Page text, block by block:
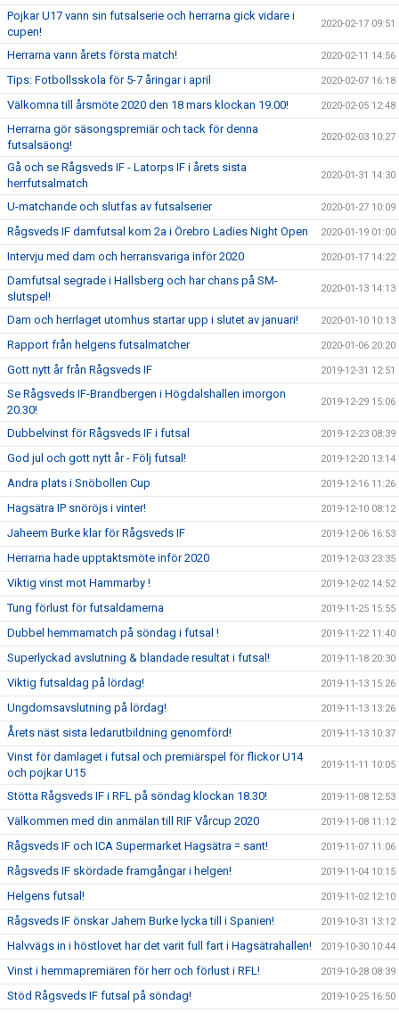
Pojkar U17 vann sin futsalserie och herrarna gick vidare i
cupen!
2020-02-17 09:51
Herrarna vann årets första match! 2020-02-11 14:56
Tips: Fotbollsskola för 5-7 åringar i april 2020-02-07 16:18
Välkomna till årsmöte 2020 den 18 mars klockan 19.00! 2020-02-05 12:48
Herrarna gör säsongspremiär och tack för denna
futsalsäong!
2020-02-03 10:27
Gå och se Rågsveds IF - Latorps IF i årets sista
herrfutsalmatch
2020-01-31 14:30
U-matchande och slutfas av futsalserier 2020-01-27 10:09
Rågsveds IF damfutsal kom 2a i Örebro Ladies Night Open 2020-01-19 01:00
Intervju med dam och herransvariga inför 2020 2020-01-17 14:22
Damfutsal segrade i Hallsberg och har chans på SM-
slutspel!
2020-01-13 14:13
Dam och herrlaget utomhus startar upp i slutet av januari! 2020-01-10 10:13
Rapport från helgens futsalmatcher 2020-01-06 20:20
Gott nytt år från Rågsveds IF 2019-12-31 12:51
Se Rågsveds IF-Brandbergen i Högdalshallen imorgon
20.30!
2019-12-29 15:06
Dubbelvinst för Rågsveds IF i futsal 2019-12-23 08:39
God jul och gott nytt år - Följ futsal! 2019-12-20 13:14
Andra plats i Snöbollen Cup 2019-12-16 11:26
Hagsätra IP snöröjs i vinter! 2019-12-10 08:12
Jaheem Burke klar för Rågsveds IF 2019-12-06 16:53
Herrarna hade upptaktsmöte inför 2020 2019-12-03 23:35
Viktig vinst mot Hammarby ! 2019-12-02 14:52
Tung förlust för futsaldamerna 2019-11-25 15:55
Dubbel hemmamatch på söndag i futsal ! 2019-11-22 11:40
Superlyckad avslutning & blandade resultat i futsal! 2019-11-18 20:30
Viktig futsaldag på lördag! 2019-11-13 15:26
Ungdomsavslutning på lördag! 2019-11-13 13:26
Årets näst sista ledarutbildning genomförd! 2019-11-13 10:37
Vinst för damlaget i futsal och premiärspel för flickor U14
och pojkar U15
2019-11-11 10:05
Stötta Rågsveds IF i RFL på söndag klockan 18.30! 2019-11-08 12:53
Välkommen med din anmälan till RIF Vårcup 2020 2019-11-08 11:12
Rågsveds IF och ICA Supermarket Hagsätra = sant! 2019-11-07 11:06
Rågsveds IF skördade framgångar i helgen! 2019-11-04 10:15
Helgens futsal! 2019-11-02 12:10
Rågsveds IF önskar Jahem Burke lycka till i Spanien! 2019-10-31 13:12
Halvvägs in i höstlovet har det varit full fart i Hagsätrahallen! 2019-10-30 10:44
Vinst i hemmapremiären för herr och förlust i RFL! 2019-10-28 08:39
Stöd Rågsveds IF futsal på söndag! 2019-10-25 16:50